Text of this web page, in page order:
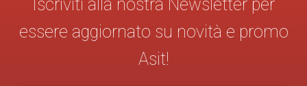
Iscriviti alla nostra Newsletter per
essere aggiornato su novità e promo
Asit!